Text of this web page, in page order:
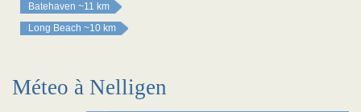
Batehaven ~11 km
Long Beach ~10 km
Méteo à Nelligen